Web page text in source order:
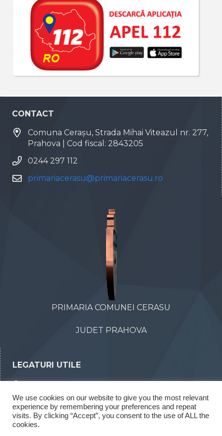
CONTACT
Comuna Cerașu, Strada Mihai Viteazul nr. 277,
Prahova | Cod fiscal: 2843205
0244 297 112
primariacerasu@primariacerasu.ro
PRIMARIA COMUNEI CERASU
JUDET PRAHOVA
LEGATURI UTILE
Declaratii de interese
Rapoarte legea 52/2003
We use cookies on our website to give you the most relevant
experience by remembering your preferences and repeat
visits. By clicking “Accept”, you consent to the use of ALL the
cookies.